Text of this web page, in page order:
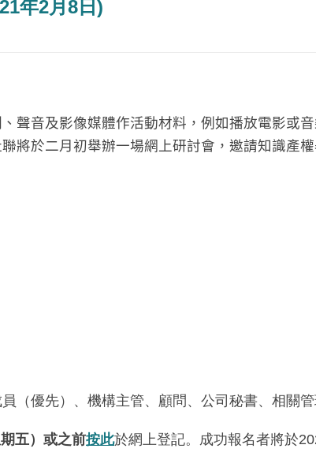
年2月8日)
聲音及影像媒體作活動材料，例如播放電影或
將於二月初舉辦一場網上研討會，邀請知識產
（優先）、機構主管、顧問、公司秘書、相關
五）或之前按此於網上登記。成功報名者將於